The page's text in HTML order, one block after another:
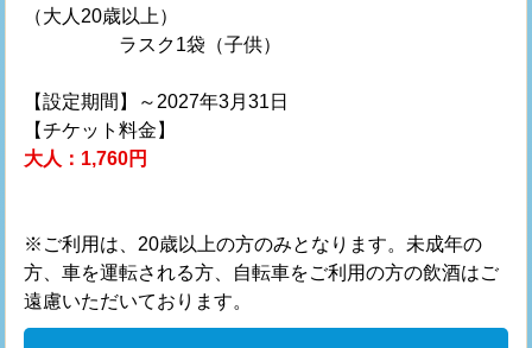
（大人20歳以上）
ラスク1袋（子供）
【設定期間】～2027年3月31日
【チケット料金】
大人：1,760円
※ご利用は、20歳以上の方のみとなります。未成年の
方、車を運転される方、自転車をご利用の方の飲酒はご
遠慮いただいております。